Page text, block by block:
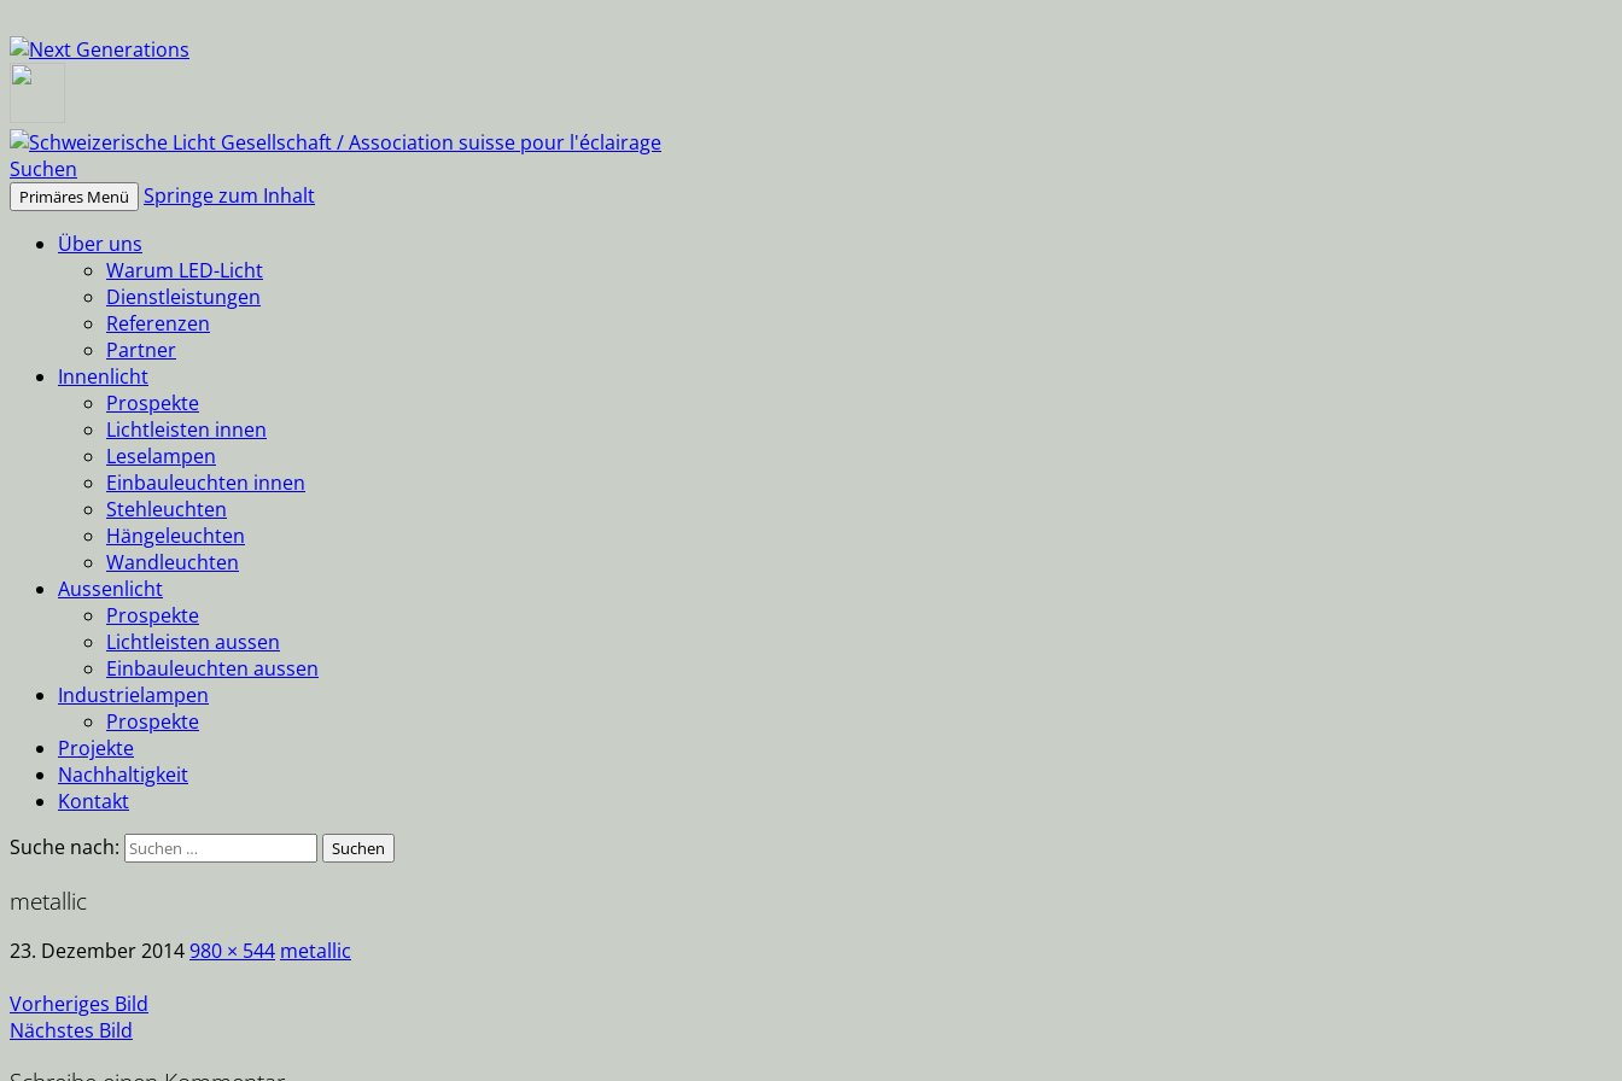
Suchen
Primäres Menü
Springe zum Inhalt
Über uns
Warum LED-Licht
Dienstleistungen
Referenzen
Partner
Innenlicht
Prospekte
Lichtleisten innen
Leselampen
Einbauleuchten innen
Stehleuchten
Hängeleuchten
Wandleuchten
Aussenlicht
Prospekte
Lichtleisten aussen
Einbauleuchten aussen
Industrielampen
Prospekte
Projekte
Nachhaltigkeit
Kontakt
Suche nach:
metallic
23. Dezember 2014980 × 544 metallic
Vorheriges Bild
Nächstes Bild